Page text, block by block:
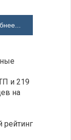
и 219
на
рейтинг